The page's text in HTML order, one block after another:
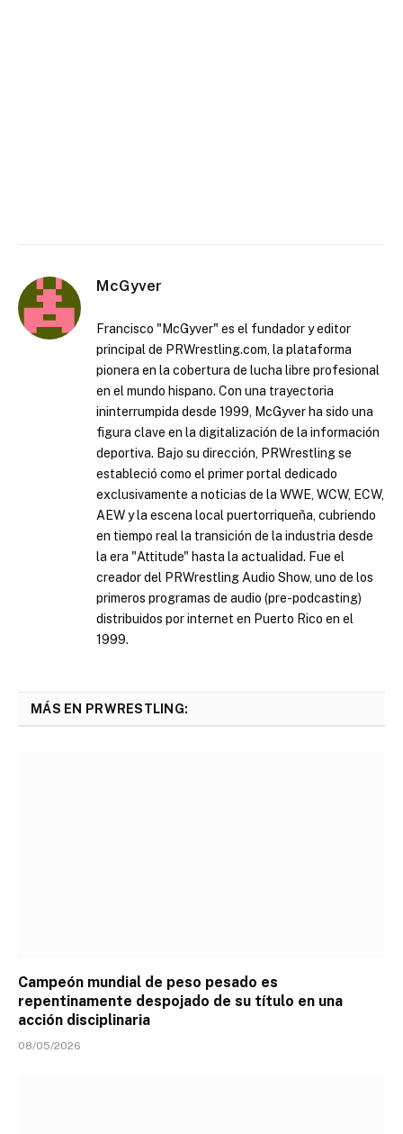
McGyver
Francisco "McGyver" es el fundador y editor
principal de PRWrestling.com, la plataforma
pionera en la cobertura de lucha libre profesional
en el mundo hispano. Con una trayectoria
ininterrumpida desde 1999, McGyver ha sido una
figura clave en la digitalización de la información
deportiva. Bajo su dirección, PRWrestling se
estableció como el primer portal dedicado
exclusivamente a noticias de la WWE, WCW, ECW,
AEW y la escena local puertorriqueña, cubriendo
en tiempo real la transición de la industria desde
la era "Attitude" hasta la actualidad. Fue el
creador del PRWrestling Audio Show, uno de los
primeros programas de audio (pre-podcasting)
distribuidos por internet en Puerto Rico en el
1999.
MÁS EN PRWRESTLING:
Campeón mundial de peso pesado es
repentinamente despojado de su título en una
acción disciplinaria
08/05/2026